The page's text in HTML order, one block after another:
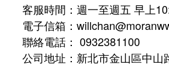
客服時間：週一至週五 早上
電子信箱：
聯絡電話： 0932381100
公司地址：新北市金山區中山